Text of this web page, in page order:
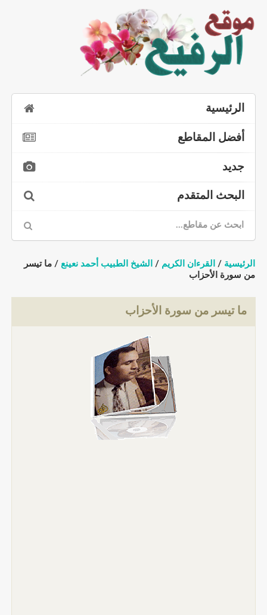
الرئيسية
أفضل المقاطع
جديد
البحث المتقدم
الرئيسية / القرءان الكريم / الشيخ الطبيب أحمد نعينع / ما تيسر
من سورة الأحزاب
ما تيسر من سورة الأحزاب